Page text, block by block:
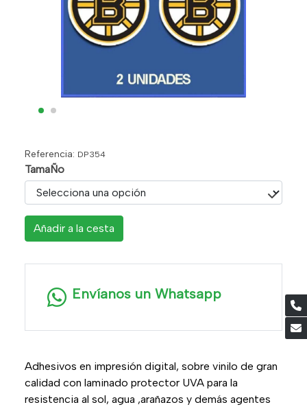
Referencia: DP354
TamaÑo
Añadir a la cesta
Envíanos un Whatsapp
Adhesivos en impresión digital, sobre vinilo de gran
calidad con laminado protector UVA para la
resistencia al sol, agua ,arañazos y demás agentes